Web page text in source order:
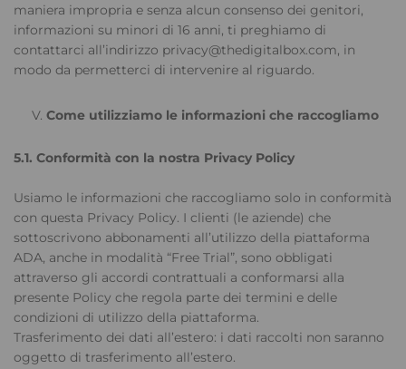
maniera impropria e senza alcun consenso dei genitori,
informazioni su minori di 16 anni, ti preghiamo di
contattarci all’indirizzo privacy@thedigitalbox.com, in
modo da permetterci di intervenire al riguardo.
Come utilizziamo le informazioni che raccogliamo
5.1. Conformità con la nostra Privacy Policy
Usiamo le informazioni che raccogliamo solo in conformità
con questa Privacy Policy. I clienti (le aziende) che
sottoscrivono abbonamenti all’utilizzo della piattaforma
ADA, anche in modalità “Free Trial”, sono obbligati
attraverso gli accordi contrattuali a conformarsi alla
presente Policy che regola parte dei termini e delle
condizioni di utilizzo della piattaforma.
Trasferimento dei dati all’estero: i dati raccolti non saranno
oggetto di trasferimento all’estero.